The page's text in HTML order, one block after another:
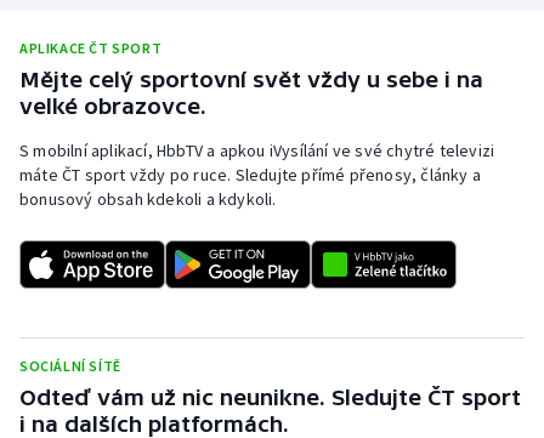
APLIKACE ČT SPORT
Mějte celý sportovní svět vždy u sebe i na
velké obrazovce.
S mobilní aplikací, HbbTV a apkou iVysílání ve své chytré televizi
máte ČT sport vždy po ruce. Sledujte přímé přenosy, články a
bonusový obsah kdekoli a kdykoli.
SOCIÁLNÍ SÍTĚ
Odteď vám už nic neunikne. Sledujte ČT sport
i na dalších platformách.